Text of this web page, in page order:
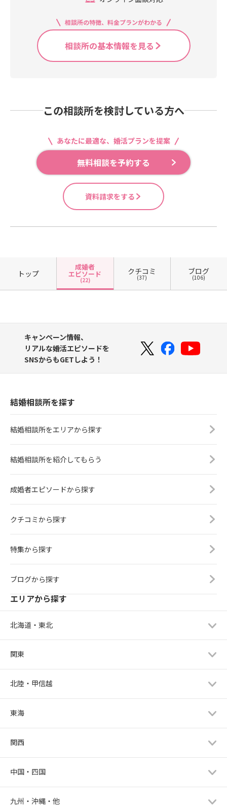
相談所の特徴、料金プランがわかる
相談所の基本情報を見る
この相談所を検討している方へ
あなたに最適な、婚活プランを提案
無料相談を予約する
資料請求をする
トップ
成婚者
エピソード
(22)
クチコミ
(37)
ブログ
(106)
キャンペーン情報、
リアルな婚活エピソードを
SNSからもGETしよう！
結婚相談所を探す
結婚相談所をエリアから探す
結婚相談所を紹介してもらう
成婚者エピソードから探す
クチコミから探す
特集から探す
ブログから探す
エリアから探す
北海道・東北
関東
北陸・甲信越
東海
関西
中国・四国
九州・沖縄・他